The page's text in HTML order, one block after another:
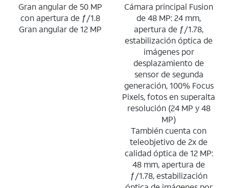
Gran angular de 50 MP
con apertura de ƒ/1.8
Gran angular de 12 MP
Cámara principal Fusion
de 48 MP: 24 mm,
apertura de ƒ/1.78,
estabilización óptica de
imágenes por
desplazamiento de
sensor de segunda
generación, 100% Focus
Pixels, fotos en superalta
resolución (24 MP y 48
MP)
También cuenta con
teleobjetivo de 2x de
calidad óptica de 12 MP:
48 mm, apertura de
ƒ/1.78, estabilización